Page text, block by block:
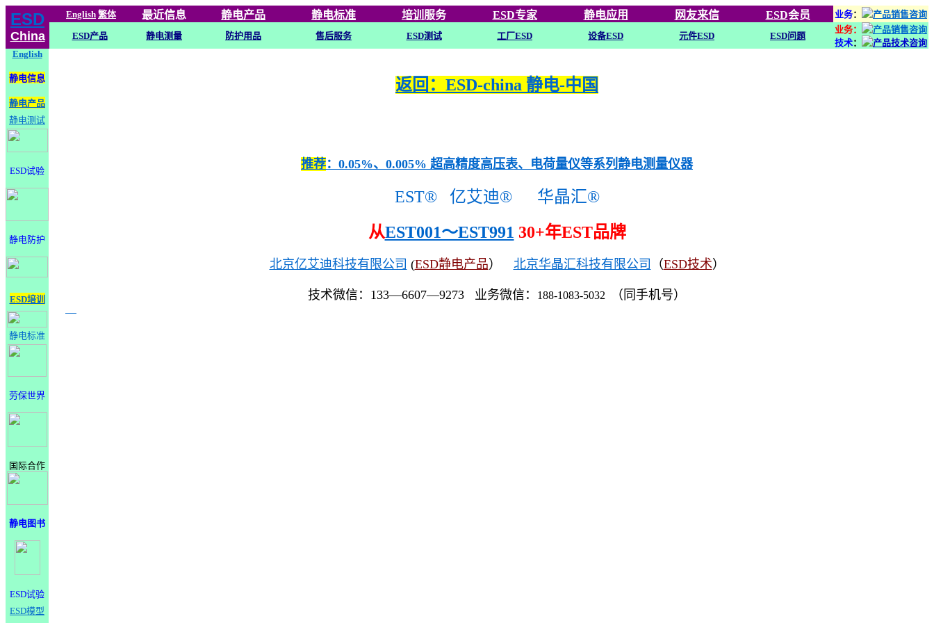
ESD
China
English 繁体 最近信息 静电产品 静电标准 培训 服务 ESD专家 静电应用 网友来信 ESD会员 业务：
ESD产品 静电测量 防护用品 售后服务 ESD测试 工厂ESD 设备ESD 元件ESD ESD问题
业务：
技术：
English
静电信息
静电产品
静电测试
ESD试验
静电防护
ESD培训
静电标准
劳保世界
国际合作
静电图书
ESD试验
ESD模型
返回：ESD-china 静电-中国
推荐：0.05%、0.005% 超高精度高压表、电荷量仪等系列静电测量仪器
EST® 亿艾迪®
华晶汇®
从EST001～EST991 30+年EST品牌
北京亿艾迪科技有限公司 (ESD静电产品） 北京华晶汇科技有限公司 （ESD技术）
技术微信：133—6607—9273 业务微信： 188-1083-5032 （同手机号）